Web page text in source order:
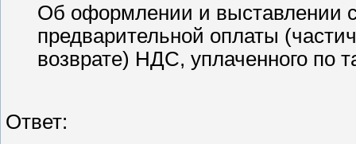
Об оформлении и выставлении
предварительной оплаты
возврате) НДС, уплаченного по
Ответ: